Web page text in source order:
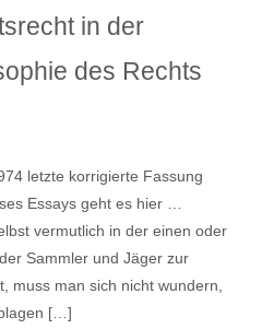
in der
des Rechts
letzte korrigierte Fassung
Essays geht es hier …
vermutlich in der einen oder
Sammler und Jäger zur
muss man sich nicht wundern,
[…]